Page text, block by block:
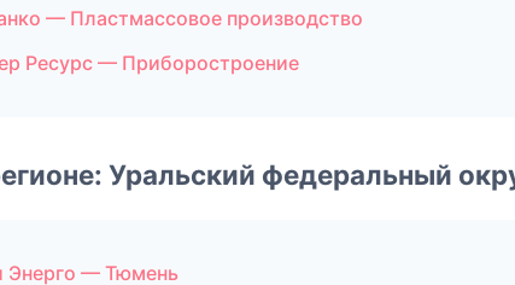
— Пластмассовое производство
Ресурс — Приборостроение
Уральский федеральный
Энерго — Тюмень